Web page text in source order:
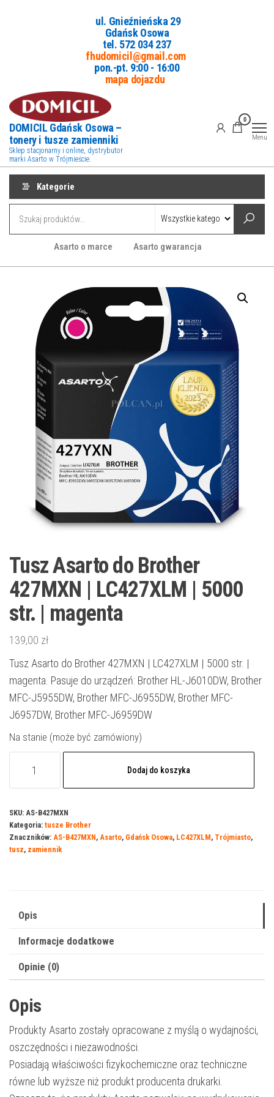
ul. Gnieźnieńska 29
Gdańsk Osowa
tel. 572 034 237
fhudomicil@gmail.com
pon.-pt. 9:00 - 16:00
mapa dojazdu
DOMICIL Gdańsk Osowa –
tonery i tusze zamienniki
Sklep stacjonarny i online, dystrybutor
marki Asarto w Trójmieście.
0
Menu
Kategorie
Asarto o marce Asarto gwarancja
Tusz Asarto do Brother
427MXN | LC427XLM | 5000
str. | magenta
139,00 zł
Tusz Asarto do Brother 427MXN | LC427XLM | 5000 str. |
magenta. Pasuje do urządzeń: Brother HL-J6010DW, Brother
MFC-J5955DW, Brother MFC-J6955DW, Brother MFC-
J6957DW, Brother MFC-J6959DW
Na stanie (może być zamówiony)
do
Brother
427MXN
5000
magenta
Dodaj do koszyka
SKU: AS-B427MXN
Kategoria: tusze Brother
Znaczników: AS-B427MXN, Asarto, Gdańsk Osowa, LC427XLM, Trójmiasto,
tusz, zamiennik
Opis
Informacje dodatkowe
Opinie (0)
Opis
Produkty Asarto zostały opracowane z myślą o wydajności,
oszczędności i niezawodności.
Posiadają właściwości fizykochemiczne oraz techniczne
równe lub wyższe niż produkt producenta drukarki.